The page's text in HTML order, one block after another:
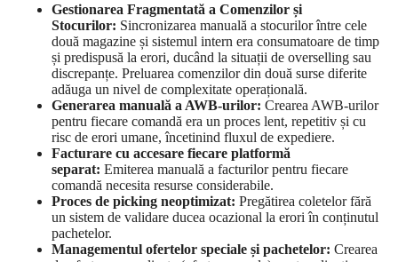
Gestionarea Fragmentată a Comenzilor și
Stocurilor: Sincronizarea manuală a stocurilor între cele
două magazine și sistemul intern era consumatoare de timp
și predispusă la erori, ducând la situații de overselling sau
discrepanțe. Preluarea comenzilor din două surse diferite
adăuga un nivel de complexitate operațională.
Generarea manuală a AWB-urilor: Crearea AWB-urilor
pentru fiecare comandă era un proces lent, repetitiv și cu
risc de erori umane, încetinind fluxul de expediere.
Facturare cu accesare fiecare platformă
separat: Emiterea manuală a facturilor pentru fiecare
comandă necesita resurse considerabile.
Proces de picking neoptimizat: Pregătirea coletelor fără
un sistem de validare ducea ocazional la erori în conținutul
pachetelor.
Managementul ofertelor speciale și pachetelor: Crearea